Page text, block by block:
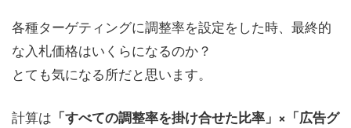
各種ターゲティングに調整率を設定をした時、最終的
な入札価格はいくらになるのか？
とても気になる所だと思います。
計算は 「すべての調整率を掛け合せた比率」×「広告グ